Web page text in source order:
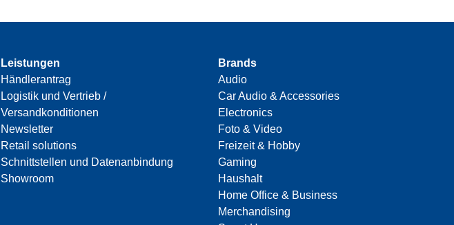
Leistungen
Händlerantrag
Logistik und Vertrieb /
Versandkonditionen
Newsletter
Retail solutions
Schnittstellen und Datenanbindung
Showroom
Brands
Audio
Car Audio & Accessories
Electronics
Foto & Video
Freizeit & Hobby
Gaming
Haushalt
Home Office & Business
Merchandising